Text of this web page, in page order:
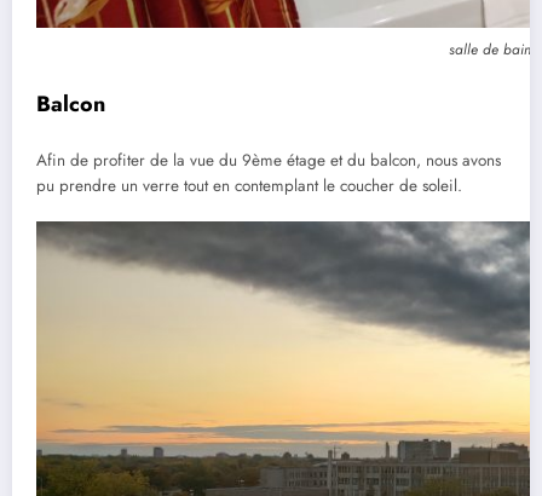
salle de bain
Balcon
Afin de profiter de la vue du 9ème étage et du balcon, nous avons
pu prendre un verre tout en contemplant le coucher de soleil.